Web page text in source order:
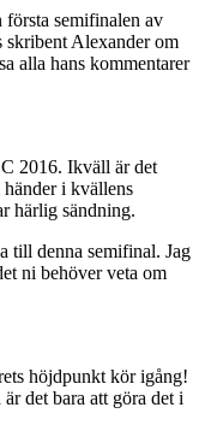
första semifinalen av
skribent Alexander om
alla hans kommentarer
2016. Ikväll är det
i kvällens
härlig sändning.
till denna semifinal. Jag
ni behöver veta om
höjdpunkt kör igång!
det bara att göra det i